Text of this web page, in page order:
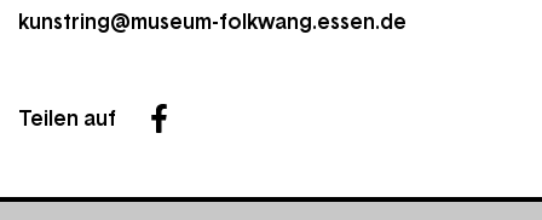
kunstring@museum-folkwang.essen.de
Teilen auf